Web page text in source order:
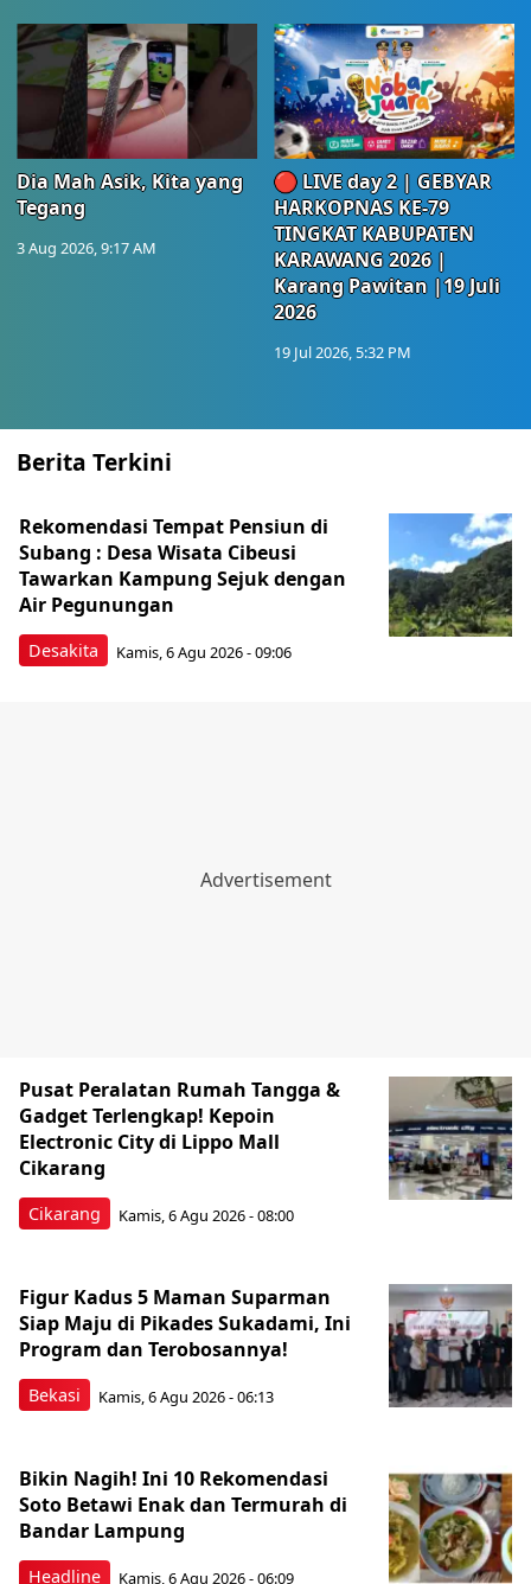
Dia Mah Asik, Kita yang
Tegang
3 Aug 2026, 9:17 AM
🔴 LIVE day 2 | GEBYAR
HARKOPNAS KE-79
TINGKAT KABUPATEN
KARAWANG 2026 |
Karang Pawitan |19 Juli
2026
19 Jul 2026, 5:32 PM
Berita Terkini
Desakita
Rekomendasi Tempat Pensiun di
Subang : Desa Wisata Cibeusi
Tawarkan Kampung Sejuk dengan
Air Pegunungan
Kamis, 6 Agu 2026 - 09:06
Cikarang
Pusat Peralatan Rumah Tangga &
Gadget Terlengkap! Kepoin
Electronic City di Lippo Mall
Cikarang
Kamis, 6 Agu 2026 - 08:00
Bekasi
Figur Kadus 5 Maman Suparman
Siap Maju di Pikades Sukadami, Ini
Program dan Terobosannya!
Kamis, 6 Agu 2026 - 06:13
Headline
Bikin Nagih! Ini 10 Rekomendasi
Soto Betawi Enak dan Termurah di
Bandar Lampung
Kamis, 6 Agu 2026 - 06:09